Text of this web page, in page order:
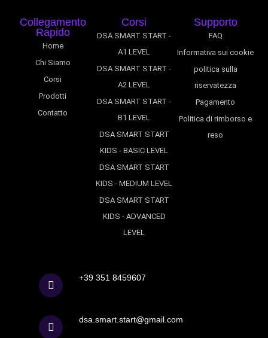
Collegamento
Rapido
Home
Chi Siamo
Corsi
Prodotti
Contatto
Corsi
DSA SMART START -
A1 LEVEL
DSA SMART START -
A2 LEVEL
DSA SMART START -
B1 LEVEL
DSA SMART START
KIDS - BASIC LEVEL
DSA SMART START
KIDS - MEDIUM LEVEL
DSA SMART START
KIDS - ADVANCED
LEVEL
Supporto
FAQ
Informativa sui cookie
politica sulla
riservatezza
Pagamento
Politica di rimborso e
reso
+39 351 8459607
dsa.smart.start@gmail.com